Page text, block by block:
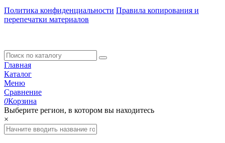
Политика конфиденциальности Правила копирования и
перепечатки материалов
Главная
Каталог
Меню
Сравнение
0Корзина
Выберите регион, в котором вы находитесь
×